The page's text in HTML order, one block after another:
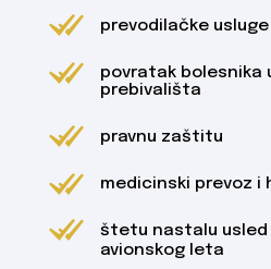
prevodilačke usluge
povratak bolesnika
prebivališta
pravnu zaštitu
medicinski prevoz i
štetu nastalu usled
avionskog leta